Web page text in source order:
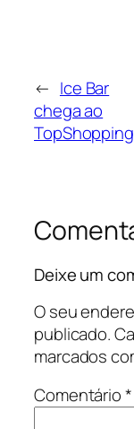
← Ice Bar
chega ao
TopShopping
Deixe um
O seu
publicado.
marcados
Comentário*